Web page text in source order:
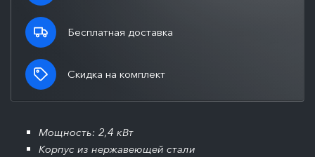
Бесплатная доставка
Скидка на комплект
Мощность: 2,4 кВт
Корпус из нержавеющей стали